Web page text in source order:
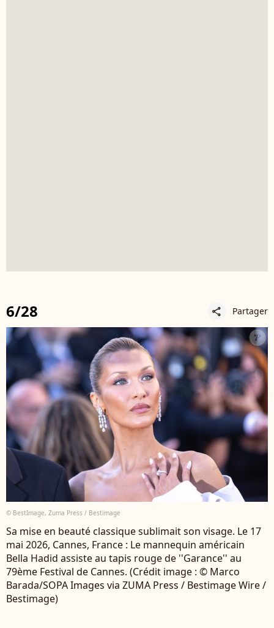
6/28 share Partager
© BestImage, Zuma Press / Bestimage
Sa mise en beauté classique sublimait son visage. Le 17
mai 2026, Cannes, France : Le mannequin américain
Bella Hadid assiste au tapis rouge de ''Garance'' au
79ème Festival de Cannes. (Crédit image : © Marco
Barada/SOPA Images via ZUMA Press / Bestimage Wire /
Bestimage)